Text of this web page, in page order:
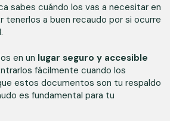
sabes cuándo los vas a necesitar en
tenerlos a buen recaudo por si ocurre
en un lugar seguro y accesible
fácilmente cuando los
estos documentos son tu respaldo
es fundamental para tu